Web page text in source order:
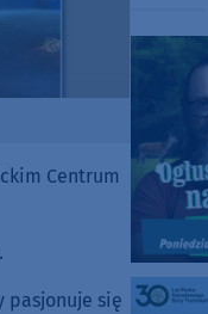
Centrum
pasjonuje się